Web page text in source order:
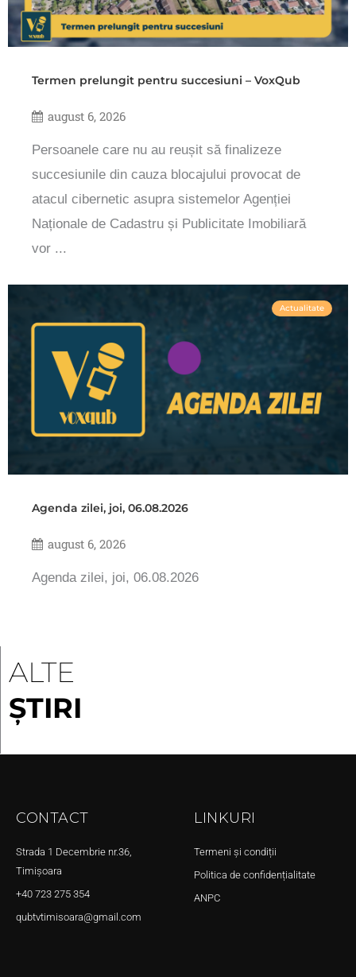
Termen prelungit pentru succesiuni – VoxQub
august 6, 2026
Persoanele care nu au reușit să finalizeze
succesiunile din cauza blocajului provocat de
atacul cibernetic asupra sistemelor Agenției
Naționale de Cadastru și Publicitate Imobiliară
vor ...
Actualitate
Agenda zilei, joi, 06.08.2026
august 6, 2026
Agenda zilei, joi, 06.08.2026
ALTE
ȘTIRI
CONTACT
Strada 1 Decembrie nr.36,
Timișoara
+40 723 275 354
qubtvtimisoara@gmail.com
LINKURI
Termeni și condiții
Politica de confidențialitate
ANPC